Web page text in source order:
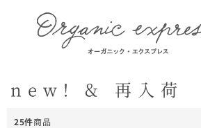
new! & 再入荷
25件商品